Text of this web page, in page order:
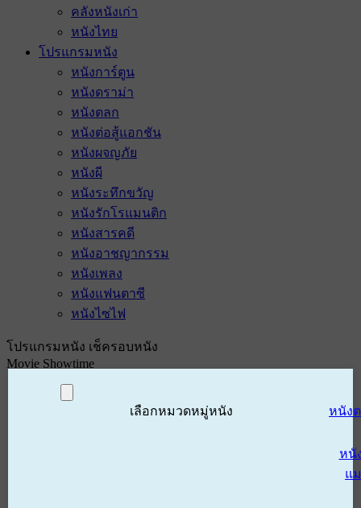
คลังหนังเก่า
หนังไทย
โปรแกรมหนัง
หนังการ์ตูน
หนังดราม่า
หนังตลก
หนังต่อสู้แอกชัน
หนังผจญภัย
หนังผี
หนังระทึกขวัญ
หนังรักโรแมนติก
หนังสารคดี
หนังอาชญากรรม
หนังเพลง
หนังแฟนตาซี
หนังไซไฟ
โปรแกรมหนัง เช็ครอบหนัง
Movie Showtime
เลือกหมวดหมู่หนัง หนัง
หนั
แ